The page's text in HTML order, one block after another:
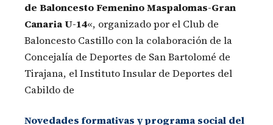
de Baloncesto Femenino Maspalomas-Gran
Canaria U-14«, organizado por el Club de
Baloncesto Castillo con la colaboración de la
Concejalía de Deportes de San Bartolomé de
Tirajana, el Instituto Insular de Deportes del
Cabildo de
Novedades formativas y programa social del